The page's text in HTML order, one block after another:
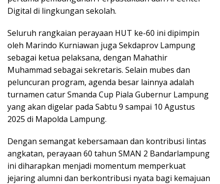
Digital di lingkungan sekolah.
Seluruh rangkaian perayaan HUT ke-60 ini dipimpin
oleh Marindo Kurniawan juga Sekdaprov Lampung
sebagai ketua pelaksana, dengan Mahathir
Muhammad sebagai sekretaris. Selain mubes dan
peluncuran program, agenda besar lainnya adalah
turnamen catur Smanda Cup Piala Gubernur Lampung
yang akan digelar pada Sabtu 9 sampai 10 Agustus
2025 di Mapolda Lampung.
Dengan semangat kebersamaan dan kontribusi lintas
angkatan, perayaan 60 tahun SMAN 2 Bandarlampung
ini diharapkan menjadi momentum memperkuat
jejaring alumni dan berkontribusi nyata bagi kemajuan